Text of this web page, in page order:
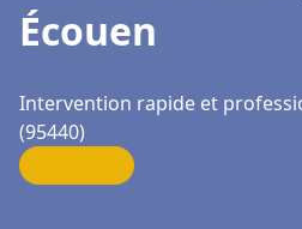
Écouen
Intervention rapide et
(95440)